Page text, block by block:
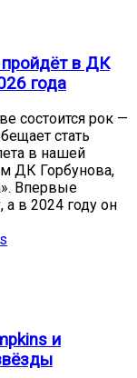
в ДК
года
состоится рок —
стать
в нашей
ДК Горбунова,
Впервые
а в 2024 году он
и